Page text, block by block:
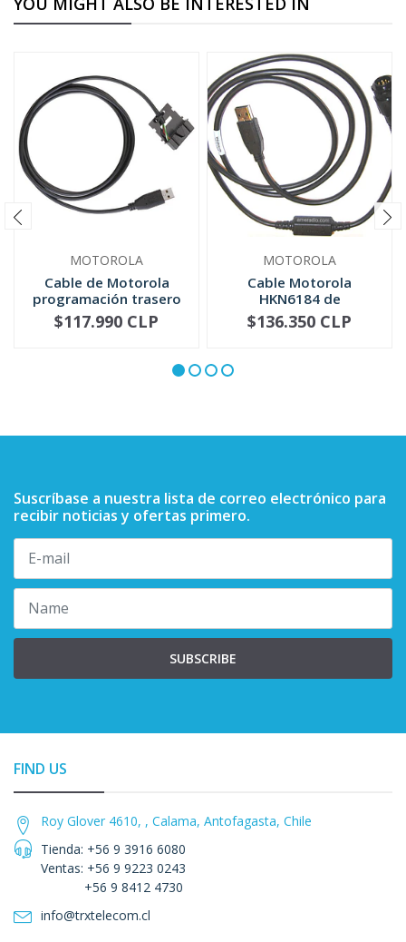
MOTOROLA
Cable de Motorola
programación trasero
serie DE...
+
$117.990 CLP
MOTOROLA
Cable Motorola
HKN6184 de
programación frontal
...
+
$136.350 CLP
Suscríbase a nuestra lista de correo electrónico para
recibir noticias y ofertas primero.
SUBSCRIBE
FIND US
Roy Glover 4610, , Calama, Antofagasta, Chile
Tienda: +56 9 3916 6080
Ventas: +56 9 9223 0243
+56 9 8412 4730
info@trxtelecom.cl